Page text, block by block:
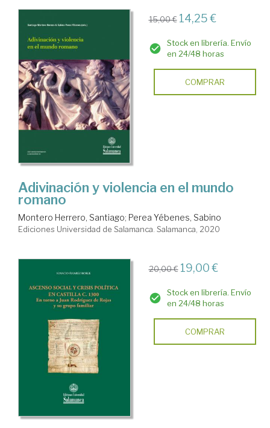
15,00 € 14,25 €
Stock en librería. Envío
en 24/48 horas
COMPRAR
Adivinación y violencia en el mundo
romano
Montero Herrero, Santiago; Perea Yébenes, Sabino
Ediciones Universidad de Salamanca. Salamanca, 2020
20,00 € 19,00 €
Stock en librería. Envío
en 24/48 horas
COMPRAR